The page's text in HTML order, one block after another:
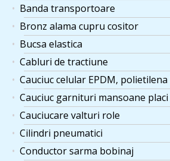
Banda transportoare
Bronz alama cupru cositor
Bucsa elastica
Cabluri de tractiune
Cauciuc celular EPDM, polietilena
Cauciuc garnituri mansoane placi
Cauciucare valturi role
Cilindri pneumatici
Conductor sarma bobinaj